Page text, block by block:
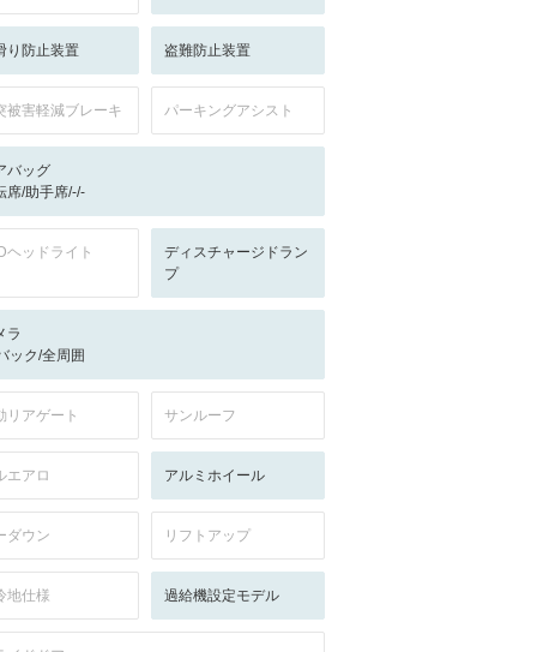
り防止装置 盗難防止装置
被害軽減ブレーキ パーキングアシスト
バッグ
席/助手席/-/-
ヘッドライト
ディスチャージドラン
プ
ラ
ック/全周囲
リアゲート サンルーフ
エアロ アルミホイール
ダウン リフトアップ
地仕様 過給機設定モデル